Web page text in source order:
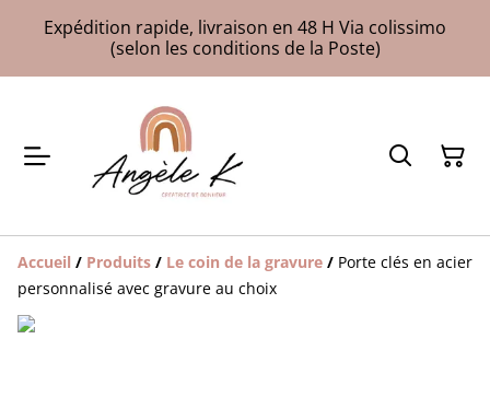
Expédition rapide, livraison en 48 H Via colissimo
(selon les conditions de la Poste)
Accueil / Produits / Le coin de la gravure / Porte clés en acier
personnalisé avec gravure au choix